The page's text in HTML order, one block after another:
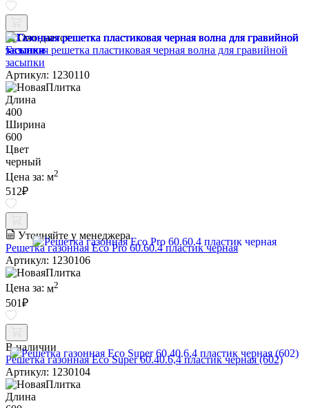
Ожидается
Газонная решетка пластиковая черная волна для гравийной
засыпки
Артикул: 1230110
Длина
400
Ширина
600
Цвет
черный
Цена за: м2
512₽
Уточняйте у менеджера
Решетка газонная Eco Pro 60.60.4 пластик черная
Артикул: 1230106
Цена за: м2
501₽
В наличии
Решетка газонная Eco Super 60.40.6,4 пластик черная (602)
Артикул: 1230104
Длина